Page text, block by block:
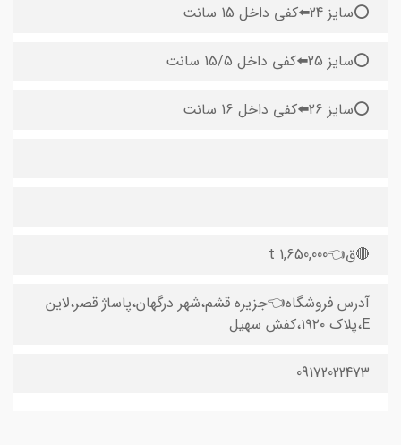
⭕️سایز 24⬅️کفی داخل 15 سانت
⭕️سایز 25⬅️کفی داخل 15/5 سانت
⭕️سایز 26⬅️کفی داخل 16 سانت
‌🔴ق👈1,650,000 t
آدرس فروشگاه👈جزیره قشم،شهر درگهان،پاساژ قصر،لاین
E،پلاک ۱۹۲۰،کفش سهیل
09172022473